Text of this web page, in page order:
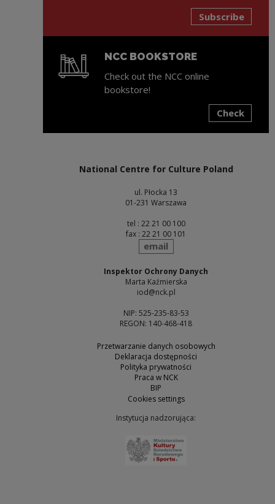
Subscribe
NCC BOOKSTORE
Check out the NCC online
bookstore!
Check
National Centre for Culture Poland
ul. Płocka 13
01-231 Warszawa
tel : 22 21 00 100
fax : 22 21 00 101
send
email
Inspektor Ochrony Danych
Marta Kaźmierska
iod@nck.pl
NIP: 525-235-83-53
REGON: 140-468-418
Przetwarzanie danych osobowych
Deklaracja dostępności
Polityka prywatności
Praca w NCK
BIP
Cookies settings
Instytucja nadzorująca: